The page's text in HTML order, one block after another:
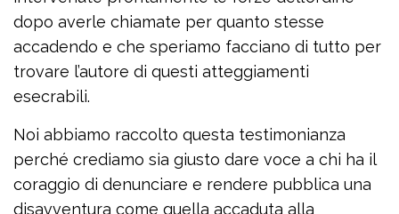
dopo averle chiamate per quanto stesse
accadendo e che speriamo facciano di tutto per
trovare l’autore di questi atteggiamenti
esecrabili.
Noi abbiamo raccolto questa testimonianza
perché crediamo sia giusto dare voce a chi ha il
coraggio di denunciare e rendere pubblica una
disavventura come quella accaduta alla